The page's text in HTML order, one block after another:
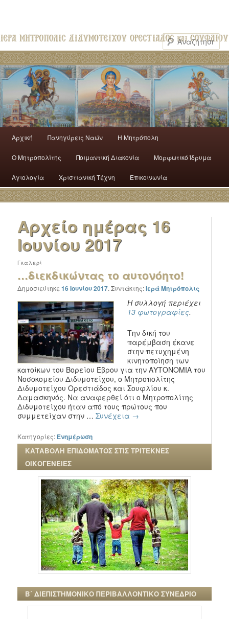
Αρχική Πανηγύρεις Ναών H Mητρόπολη
Ο Mητροπολίτης Ποιμαντική Διακονία Μορφωτικό Ίδρυμα
Αγιολογία Χριστιανική Τέχνη Επικοινωνία
Αρχείο ημέρας 16
Ιουνίου 2017
…διεκδικώντας τo αυτονόητο!
Γκαλερί
Δημοσιεύτηκε16 Ιουνίου 2017.Συντάκτης:Ιερά Μητρόπολις
Η συλλογή περιέχει
13 φωτογραφίες.
Την δική του
παρέμβαση έκανε
στην πετυχημένη
κινητοποίηση των
κατοίκων του Βορείου Έβρου για την ΑΥΤΟΝΟΜΙΑ του
Νοσοκομείου Διδυμοτείχου, ο Μητροπολίτης
Διδυμοτείχου Ορεστιάδος και Σουφλίου κ.
Δαμασκηνός. Να αναφερθεί ότι ο Μητροπολίτης
Διδυμοτείχου ήταν από τους πρώτους που
συμμετείχαν στην …Συνέχεια →
Κατηγορίες: Ενημέρωση
ΚΑΤΑΒΟΛΗ ΕΠΙΔΟΜΑΤΟΣ ΣΤΙΣ ΤΡΙΤΕΚΝΕΣ
ΟΙΚΟΓΕΝΕΙΕΣ
Β΄ ΔΙΕΠΙΣΤΗΜΟΝΙΚΟ ΠΕΡΙΒΑΛΛΟΝΤΙΚΟ ΣΥΝΕΔΡΙΟ